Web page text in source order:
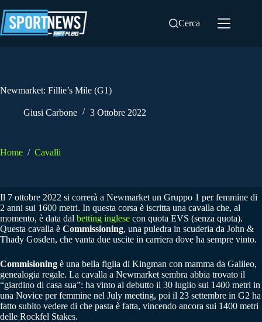
al
contenuto
Cerca
Newmarket: Fillie’s Mile (G1)
Giusi Carbone 3 Ottobre 2022
Home / Cavalli
Il 7 ottobre 2022 si correrà a Newmarket un Gruppo 1 per femmine di
2 anni sui 1600 metri. In questa corsa è iscritta una cavalla che, al
momento, è data dal betting inglese con quota EVS (senza quota).
Questa cavalla è Commissioning, una puledra in scuderia da John &
Thady Gosden, che vanta due uscite in carriera dove ha sempre vinto.
Commisioning è una bella figlia di Kingman con mamma da Galileo,
genealogia regale. La cavalla a Newmarket sembra abbia trovato il
“giardino di casa sua”: ha vinto al debutto il 30 luglio sui 1400 metri in
una Novice per femmine nel July meeting, poi il 23 settembre in G2 ha
fatto subito vedere di che pasta è fatta, vincendo ancora sui 1400 metri
delle Rockfel Stakes.